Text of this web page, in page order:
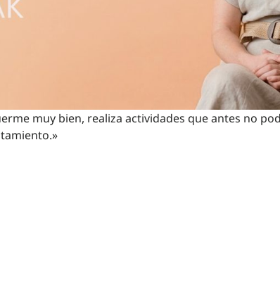
muy bien, realiza actividades que antes no